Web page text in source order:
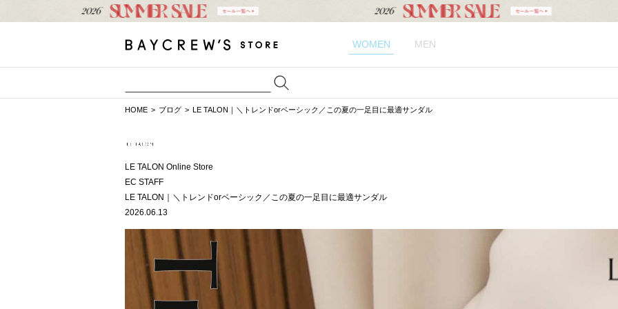
WOMEN MEN
HOME ブログ LE TALON｜＼トレンドorベーシック／この夏の一足目に最適サンダル
LE TALON Online Store
EC STAFF
LE TALON｜＼トレンドorベーシック／この夏の一足目に最適サンダル
2026.06.13